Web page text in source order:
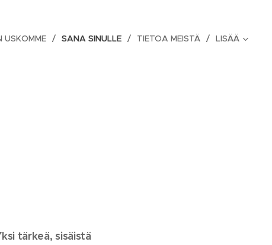
USKOMME SANA SINULLE TIETOA MEISTÄ LISÄÄ
tärkeä, sisäistä